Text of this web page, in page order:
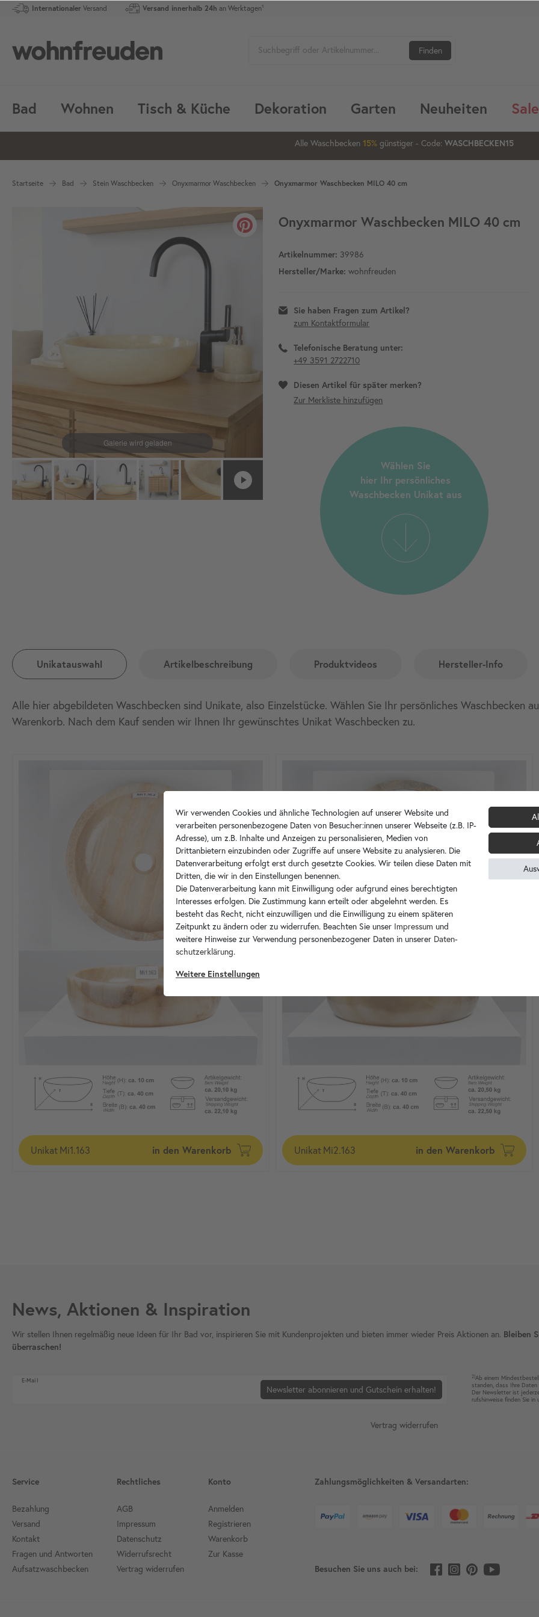
Internationaler Versand Versand innerhalb 24h an Werktagen¹
Finden
Bad Wohnen Tisch & Küche Dekoration Garten Neuheiten Sale
2 09 27 39
Alle Waschbecken 15% günstiger - Code: WASCHBECKEN15
20%
Startseite Bad Stein Waschbecken Onyxmarmor Waschbecken Onyxmarmor Waschbecken MILO 40 cm
Onyxmarmor Waschbecken MILO 40 cm
Artikelnummer: 39986
Hersteller/Marke: wohnfreuden
Sie haben Fragen zum Artikel?
zum Kontaktformular
Telefonische Beratung unter:
+49 3591 2722710
Diesen Artikel für später merken?
Wählen Sie
hier Ihr persönliches
Waschbecken Unikat aus
Unikatauswahl
Alle hier abgebildeten Waschbecken sind Unikate, also Einzelstücke. Wählen Sie Ihr persönliches Waschbecken
Warenkorb. Nach dem Kauf senden wir Ihnen Ihr gewünschtes Unikat Waschbecken zu.
Unikat Mi1.163 in den Warenkorb Unikat Mi2.163 in den Warenkorb
Artikelbeschreibung Produktvideos Hersteller-Info
News, Aktionen & Inspiration
Wir stellen Ihnen regelmäßig neue Ideen für Ihr Bad vor, inspirieren Sie mit Kundenprojekten und bieten immer wieder Preis Aktionen an. Bleiben
überraschen!
E-Mail
Newsletter Honig
Newsletter abonnieren und Gutschein erhalten!
2)Ab einem
standen, dass Ihre
Der News­letter ist
rufshin­weise finden Sie in
Vertrag widerrufen
Service
Bezahlung
Versand
Kontakt
Fragen und Antworten
Aufsatzwaschbecken
Rechtliches
AGB
Impressum
Datenschutz
Widerrufsrecht
Vertrag widerrufen
Konto
Anmelden
Registrieren
Warenkorb
Zur Kasse
Zahlungsmöglichkeiten & Versandarten:
Besuchen Sie uns auch bei:
Wir verwenden Cookies und ähnliche Technologien auf unserer Website und
verarbeiten personenbezogene Daten von Besucher:innen unserer Webseite (z.B. IP-
Adresse), um z.B. Inhalte und Anzeigen zu personalisieren, Medien von
Drittanbietern einzubinden oder Zugriffe auf unsere Website zu analysieren. Die
Datenverarbeitung erfolgt erst durch gesetzte Cookies. Wir teilen diese Daten mit
Dritten, die wir in den Einstellungen benennen.
Die Datenverarbeitung kann mit Einwilligung oder aufgrund eines berechtigten
Interesses erfolgen. Die Zustimmung kann erteilt oder abgelehnt werden. Es
besteht das Recht, nicht einzuwilligen und die Einwilligung zu einem späteren
Zeitpunkt zu ändern oder zu widerrufen. Beachten Sie unser Impressum und
weitere Hinweise zur Verwendung personenbezogener Daten in unserer Daten­
schutz­erklärung.
Weitere Einstellungen